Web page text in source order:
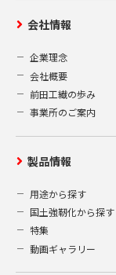
会社情報
企業理念
会社概要
前田工繊の歩み
事業所のご案内
製品情報
用途から探す
国土強靭化から探す
特集
動画ギャラリー